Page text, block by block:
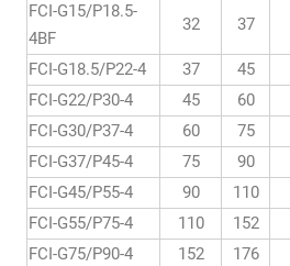
FCI-G15/P18.5-
4BF
32 37
FCI-G18.5/P22-4 37 45
FCI-G22/P30-4 45 60
FCI-G30/P37-4
60 75
FCI-G37/P45-4
75 90
FCI-G45/P55-4
90 110
FCI-G55/P75-4
110 152
FCI-G75/P90-4
152 176